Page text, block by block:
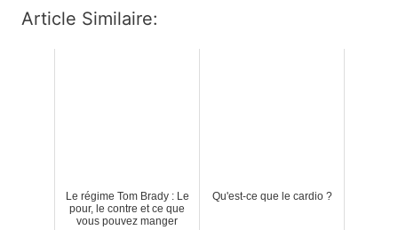
Article Similaire:
Le régime Tom Brady : Le
pour, le contre et ce que
vous pouvez manger
Qu'est-ce que le cardio ?